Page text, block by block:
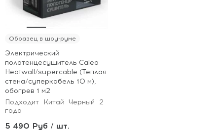
Образец в шоу-руме
Электрический
полотенцесушитель Caleo
Heatwall/supercable (Теплая
стена/суперкабель 10 м),
обогрев 1 м2
Подходит
Китай Черный
2
года
5 490 Руб / шт.